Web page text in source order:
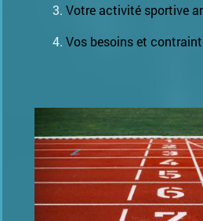
Votre activité sportive
Vos besoins et